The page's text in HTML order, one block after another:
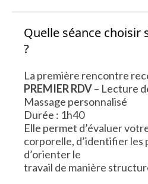
Quelle séance choisir
?
La première rencontre
PREMIER RDV– Lecture
Massage personnalisé
Durée : 1h40
Elle permet d’évaluer
corporelle, d’identifier les
d’orienter le
travail de manière